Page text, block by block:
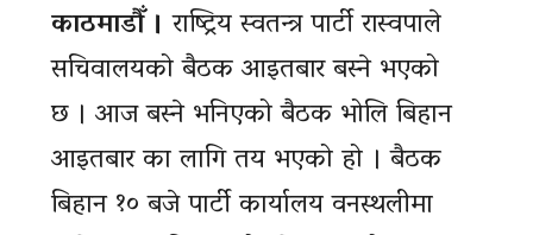
काठमाडौँ । राष्ट्रिय स्वतन्त्र पार्टी रास्वपाले
सचिवालयको बैठक आइतबार बस्ने भएको
छ । आज बस्ने भनिएको बैठक भोलि बिहान
आइतबार का लागि तय भएको हो । बैठक
बिहान १० बजे पार्टी कार्यालय वनस्थलीमा